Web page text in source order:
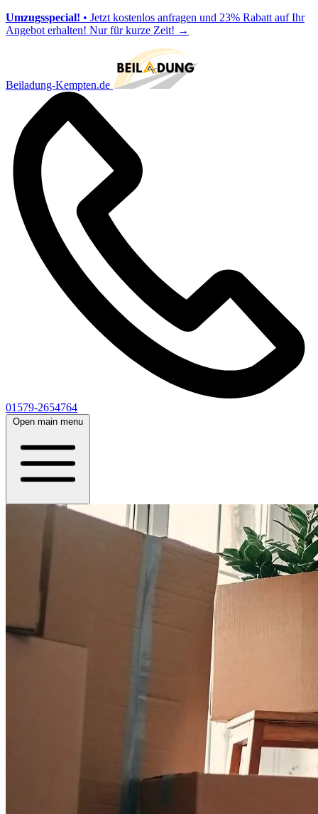
Umzugsspecial! • Jetzt kostenlos anfragen und 23% Rabatt auf Ihr
Angebot erhalten! Nur für kurze Zeit! →
Beiladung-Kempten.de
01579-2654764
Open main menu